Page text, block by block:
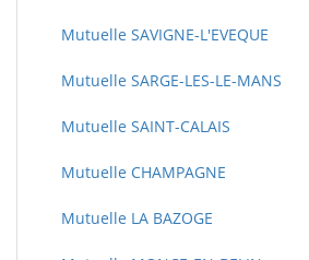
Mutuelle SAVIGNE-L'EVEQUE
Mutuelle SARGE-LES-LE-MANS
Mutuelle SAINT-CALAIS
Mutuelle CHAMPAGNE
Mutuelle LA BAZOGE